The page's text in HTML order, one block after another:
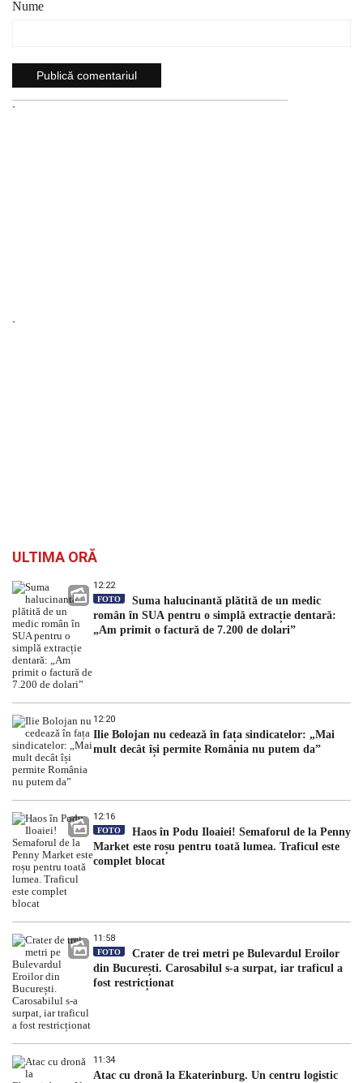
Nume
`
`
ULTIMA ORĂ
12:22
FOTO
Suma halucinantă plătită de un medic
român în SUA pentru o simplă extracție dentară:
„Am primit o factură de 7.200 de dolari”
12:20
Ilie Bolojan nu cedează în fața sindicatelor: „Mai
mult decât își permite România nu putem da”
12:16
FOTO
Haos în Podu Iloaiei! Semaforul de la Penny
Market este roșu pentru toată lumea. Traficul este
complet blocat
11:58
FOTO
Crater de trei metri pe Bulevardul Eroilor
din București. Carosabilul s-a surpat, iar traficul a
fost restricționat
11:34
Atac cu dronă la Ekaterinburg. Un centru logistic